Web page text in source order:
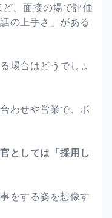
ど、面接の場で評価
の上手さ」がある
場合はどうでしょ
わせや営業で、ボ
としては「採用し
をする姿を想像す